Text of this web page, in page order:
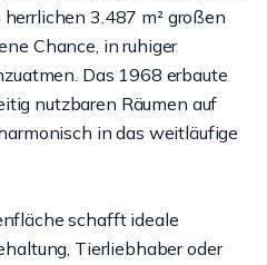
3.487 m² großen
Chance, in ruhiger
Das 1968 erbaute
nutzbaren Räumen auf
in das weitläufige
schafft ideale
Tierliebhaber oder